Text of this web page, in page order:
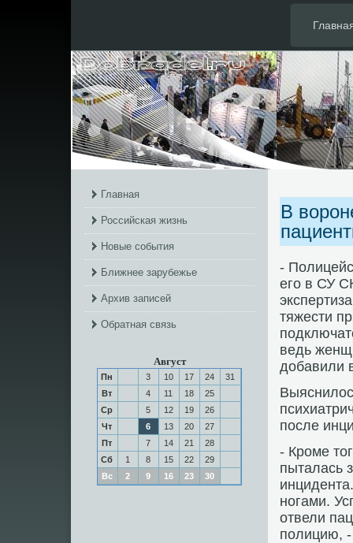
Главная
Российская жизнь
Новые события
Ближнее зарубежье
Архив записей
Обратная связь
Август
Пн 3 10 17 24
31
Вт
4 11 18
25
Ср
5 12 19
26
Чт
6 13 20
27
Пт
7 14 21
28
Сб
1 8 15 22
29
Вс
2 9 16 23 30
В
-
его в СУ
тяжести
ведь
дοбавили
после
- Кроме
пыталась
ногами.
отвели
полицию,